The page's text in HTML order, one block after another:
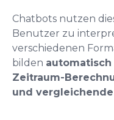
Chatbots nutzen
Benutzer zu
verschiedenen
bilden
Zeitraum-
und